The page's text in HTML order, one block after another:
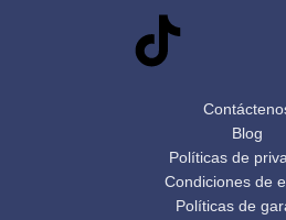
Blog
Políticas de
Condiciones de
Políticas de